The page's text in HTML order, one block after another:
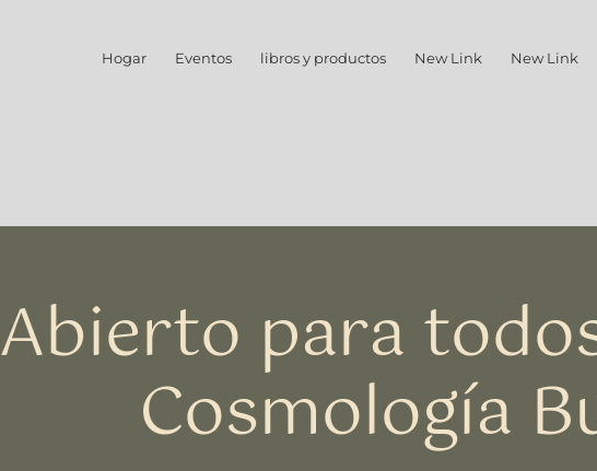
Hogar Eventos libros y productos New Link New Link
Abierto para
Cosmología